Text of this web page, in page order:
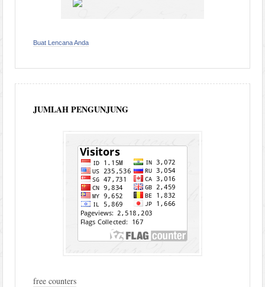
Buat Lencana Anda
JUMLAH PENGUNJUNG
free counters